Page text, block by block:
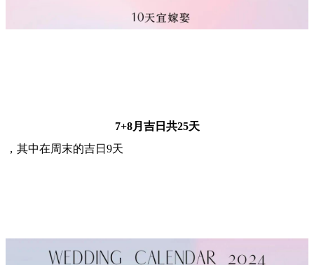
7+8月吉日共25天
，其中在周末的吉日9天